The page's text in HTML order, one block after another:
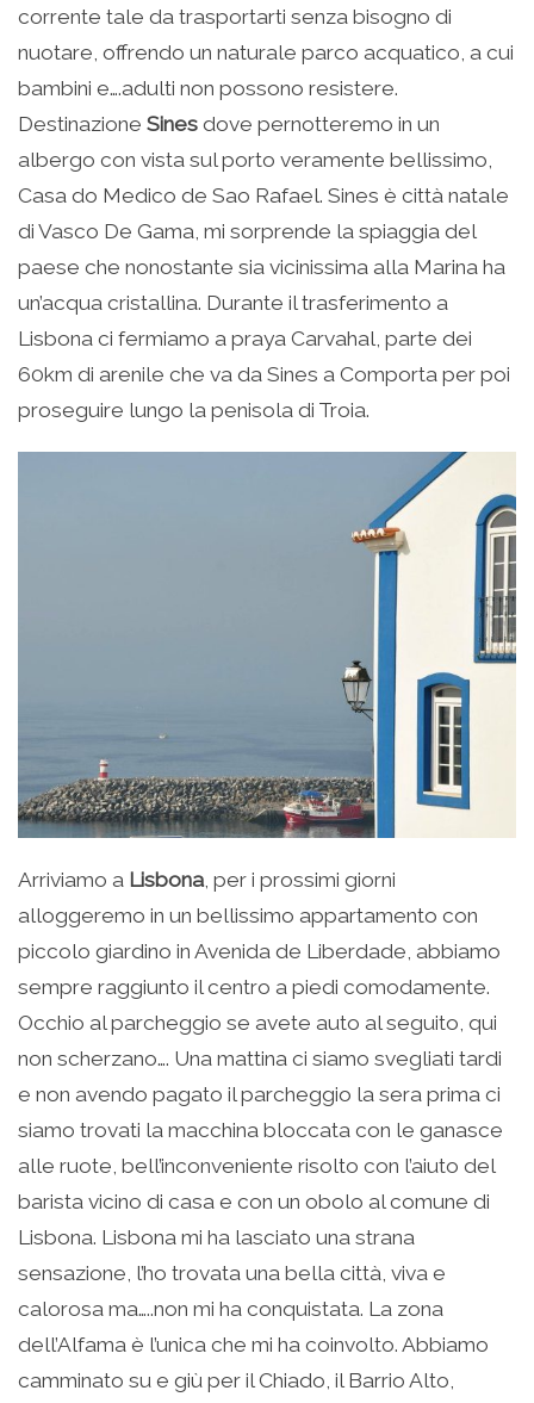
corrente tale da trasportarti senza bisogno di
nuotare, offrendo un naturale parco acquatico, a cui
bambini e….adulti non possono resistere.
Destinazione Sines dove pernotteremo in un
albergo con vista sul porto veramente bellissimo,
Casa do Medico de Sao Rafael. Sines è città natale
di Vasco De Gama, mi sorprende la spiaggia del
paese che nonostante sia vicinissima alla Marina ha
un’acqua cristallina. Durante il trasferimento a
Lisbona ci fermiamo a praya Carvahal, parte dei
60km di arenile che va da Sines a Comporta per poi
proseguire lungo la penisola di Troia.
Arriviamo a Lisbona, per i prossimi giorni
alloggeremo in un bellissimo appartamento con
piccolo giardino in Avenida de Liberdade, abbiamo
sempre raggiunto il centro a piedi comodamente.
Occhio al parcheggio se avete auto al seguito, qui
non scherzano…. Una mattina ci siamo svegliati tardi
e non avendo pagato il parcheggio la sera prima ci
siamo trovati la macchina bloccata con le ganasce
alle ruote, bell’inconveniente risolto con l’aiuto del
barista vicino di casa e con un obolo al comune di
Lisbona. Lisbona mi ha lasciato una strana
sensazione, l’ho trovata una bella città, viva e
calorosa ma…..non mi ha conquistata. La zona
dell’Alfama è l’unica che mi ha coinvolto. Abbiamo
camminato su e giù per il Chiado, il Barrio Alto,